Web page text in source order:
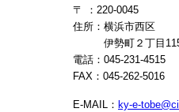
〒 ：220-0045
住所：横浜市西区
伊勢町２丁目
電話：045-231-4515
FAX：045-262-5016
E-MAIL： ky-e-